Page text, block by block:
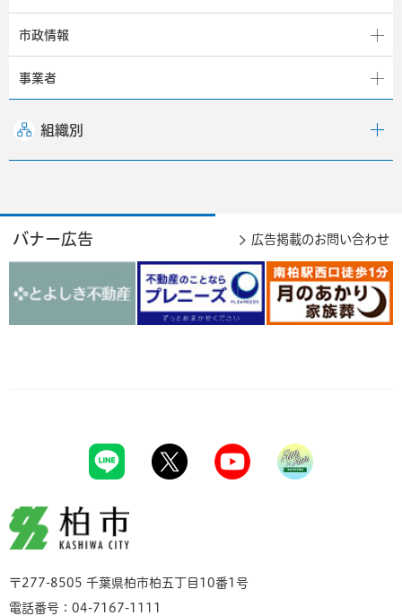
市政情報
事業者
組織別
バナー広告 広告掲載のお問い合わせ
柏市
〒277-8505 千葉県柏市柏五丁目10番1号
電話番号：04-7167-1111